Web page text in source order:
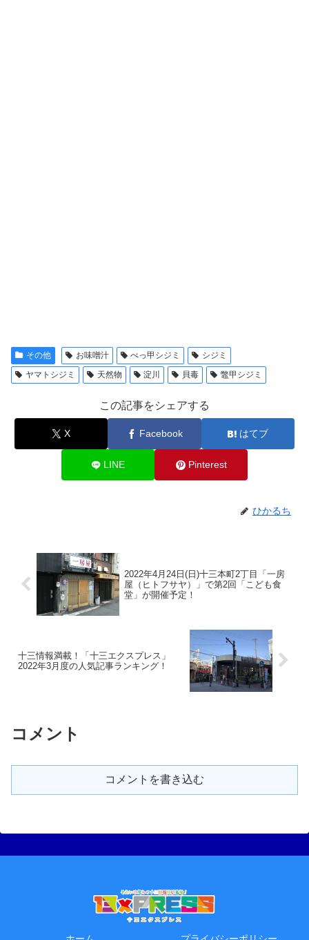
その他 お味噌汁 べっ甲シジミ
シジミ
ヤマトシジミ
天然物 淀川 貝毒 鼈甲シジミ
この記事をシェアする
X Facebook はてブ
LINE Pinterest
ひかるち
2022年4月24日(日)十三本町2丁目「一房
屋（ヒトフサヤ）」で第2回「こども食
堂」が開催予定！
十三情報満載！「十三エクスプレス」
2022年3月度の人気記事ランキング！
コメント
コメントを書き込む